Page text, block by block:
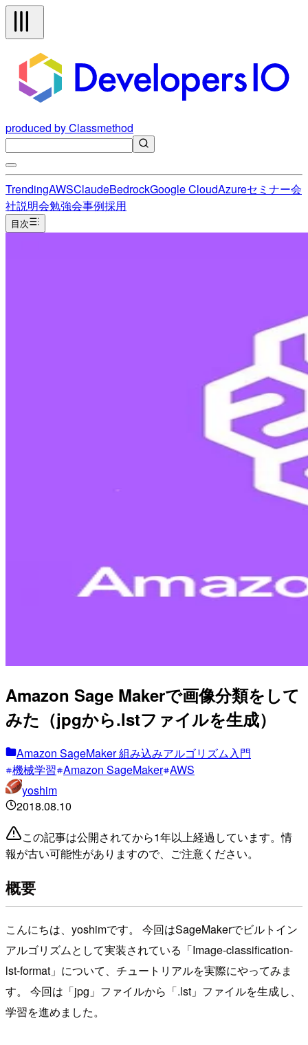
produced by Classmethod
TrendingAWSClaudeBedrockGoogle CloudAzureセミナー会
社説明会勉強会事例採用
目次
Amazon Sage Makerで画像分類をして
みた（jpgから.lstファイルを生成）
Amazon SageMaker 組み込みアルゴリズム入門
機械学習 Amazon SageMaker AWS
yoshim
2018.08.10
この記事は公開されてから1年以上経過しています。情
報が古い可能性がありますので、ご注意ください。
概要
こんにちは、yoshimです。 今回はSageMakerでビルトイン
アルゴリズムとして実装されている「Image-classification-
lst-format」について、チュートリアルを実際にやってみま
す。 今回は「jpg」ファイルから「.lst」ファイルを生成し、
学習を進めました。